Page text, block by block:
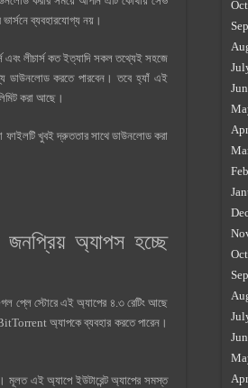
ব্যবহারযোগ্য নয়।
লীচার্স কত ইত্যাদি সকল তথ্যেই সহজে
ডাউনলোড করতে পারবেন। তবে হ্যাঁ এই
করা আছে।
ফাইলটি খুবই দ্রুততার সাথে ডাউনলোড করা
অ্যাপস হচ্ছে
প্লে স্টোরে এই অ্যাপের ৪.৩ রেটিং আছে
অ্যাপকে ব্যবহার করতে পারেন।
মূলত এই অ্যাপে ইউটারেন্ট অ্যাপের সমস্ত